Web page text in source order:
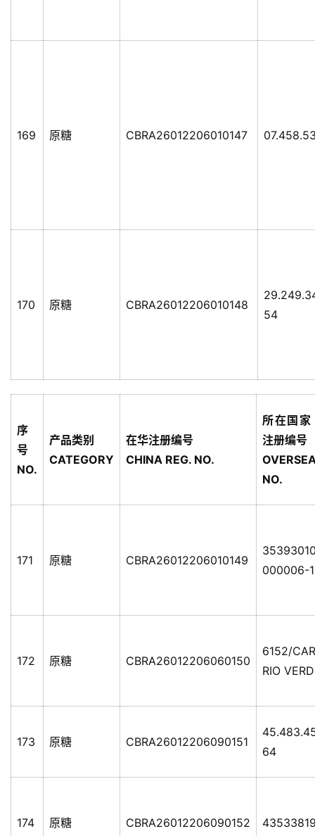
169 原糖 CBRA26012206010147
170 原糖 CBRA26012206010148
54
序
号
NO.
产品类别
CATEGORY
在华注册编号
CHINA REG. NO.
所在国
注册编号
NO.
171 原糖 CBRA26012206010149
000006-
172 原糖 CBRA26012206060150
6152/
RIO
173 原糖 CBRA26012206090151
64
174 原糖 CBRA26012206090152